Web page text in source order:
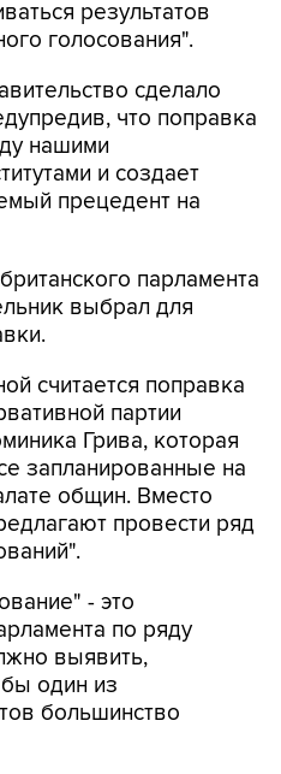
результатов
голосования".
сделало
что поправка
нашими
и создает
прецедент на
парламента
выбрал для
считается поправка
партии
Грива, которая
запланированные на
общин. Вместо
провести ряд
- это
по ряду
выявить,
один из
большинство